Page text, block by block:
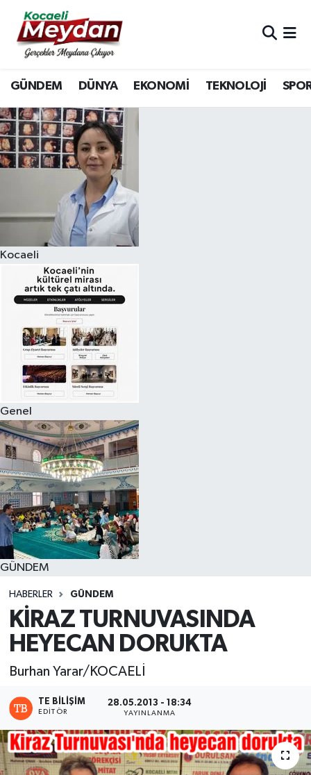
GÜNDEM DÜNYA EKONOMİ TEKNOLOJİ
Kocaeli
Genel
GÜNDEM
HABERLER GÜNDEM
KİRAZ TURNUVASINDA
HEYECAN DORUKTA
Burhan Yarar/KOCAELİ
TE BILIŞIM
EDITÖR
28.05.2013 - 18:34
YAYINLANMA
Nöbetçi Eczaneler
Hava Durumu
Trafik Durumu
Süper Lig Puan Durumu ve Fikstür
Tüm Manşetler
Son Dakika Haberleri
Haber Arşivi